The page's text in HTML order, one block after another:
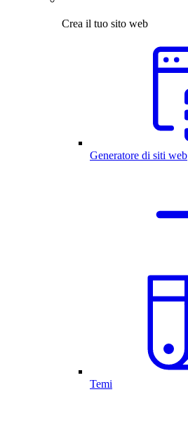
Crea il tuo sito web
Generatore di siti web
Temi